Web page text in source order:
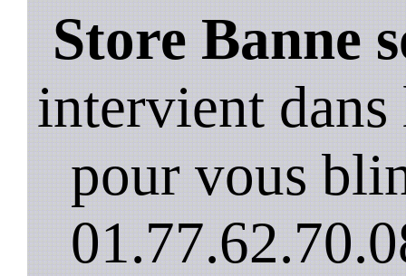
Store Banne
intervient dans
pour vous